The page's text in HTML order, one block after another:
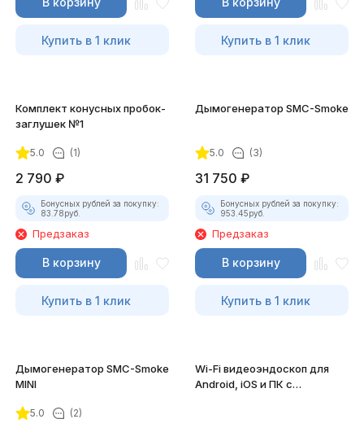
Купить в 1 клик Купить в 1 клик
Комплект конусных пробок-
заглушек №1
5.0 (1)
2 790 ₽
Бонусных рублей за покупку:
83.78руб.
Предзаказ
В корзину
Купить в 1 клик
Дымогенератор SMC-Smoke
5.0 (3)
31 750 ₽
Бонусных рублей за покупку:
953.45руб.
Предзаказ
В корзину
Купить в 1 клик
Дымогенератор SMC-Smoke
MINI
5.0 (2)
Wi-Fi видеоэндоскоп для
Android, iOS и ПК с